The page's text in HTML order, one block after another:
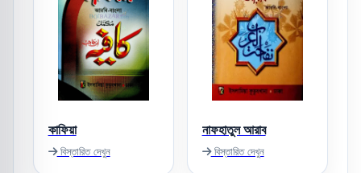
কাফিয়া
বিস্তারিত দেখুন
নাফহাতুল আরাব
বিস্তারিত দেখুন